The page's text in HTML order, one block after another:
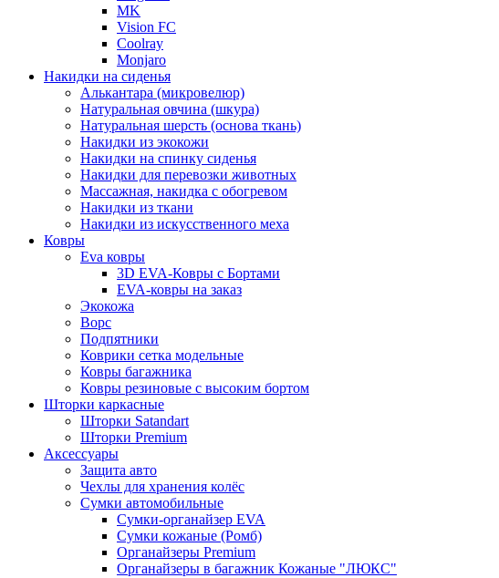
MK
Vision FC
Coolray
Monjaro
Накидки на сиденья
Алькантара (микровелюр)
Натуральная овчина (шкура)
Натуральная шерсть (основа ткань)
Накидки из экокожи
Накидки на спинку сиденья
Накидки для перевозки животных
Массажная, накидка с обогревом
Накидки из ткани
Накидки из искусственного меха
Ковры
Eva ковры
3D EVA-Ковры с Бортами
EVA-ковры на заказ
Экокожа
Ворс
Подпятники
Коврики сетка модельные
Ковры багажника
Ковры резиновые с высоким бортом
Шторки каркасные
Шторки Satandart
Шторки Premium
Аксессуары
Защита авто
Чехлы для хранения колёс
Сумки автомобильные
Сумки-органайзер EVA
Сумки кожаные (Ромб)
Органайзеры Premium
Органайзеры в багажник Кожаные "ЛЮКС"